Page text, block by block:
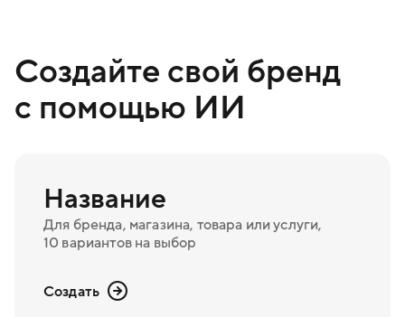
Создайте свой бренд
с помощью ИИ
Название
Для бренда, магазина, товара или услуги,
10 вариантов на выбор
Создать